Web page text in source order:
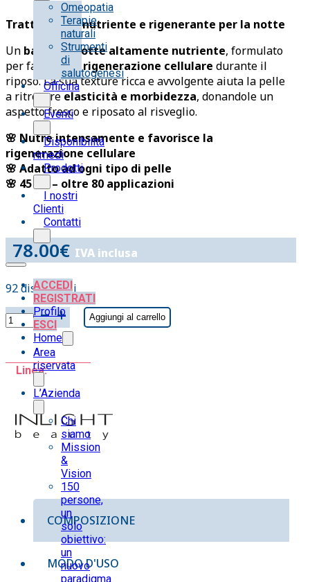
Omeopatia
Terapie
naturali
Strumenti
di
salutogenesi
Officina
Eventi
Disponibilità
rimedi
Prodotti
I nostri
Clienti
Contatti
ACCEDI
REGISTRATI
Profilo
ESCI
Home
Area
riservata
L’Azienda
Chi
siamo
Mission
&
Vision
150
persone,
un
solo
obiettivo:
un
nuovo
paradigma
Trattamento nutriente e rigenerante per la notte
Un balsamo notte altamente nutriente, formulato
per favorire larigenerazione cellulare durante il
riposo. La sua texture ricca e avvolgente aiuta la pelle
a ritrovareelasticità e morbidezza, donandole un
aspetto fresco e riposato al risveglio.
🌸 Nutre intensamente e favorisce la
rigenerazione cellulare
🌸 Adatto ad ogni tipo di pelle
🌸 45 ml – oltre 80 applicazioni
78.00€ IVA inclusa
92 disponibili
Night
Balm
45ml
quantità
Aggiungi al carrello
Linea:
COMPOSIZIONE
MODO D'USO